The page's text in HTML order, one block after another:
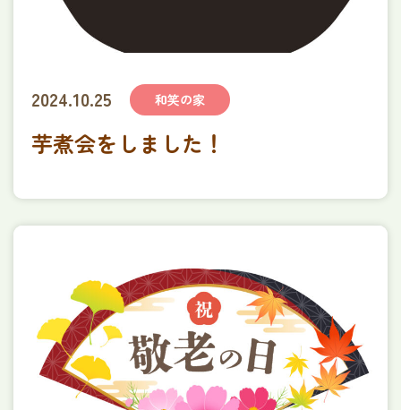
利用者様の声
アンケート
採用についてよくあるご質問
お問い合わせ
2024.10.25 和笑の家
芋煮会をしました！